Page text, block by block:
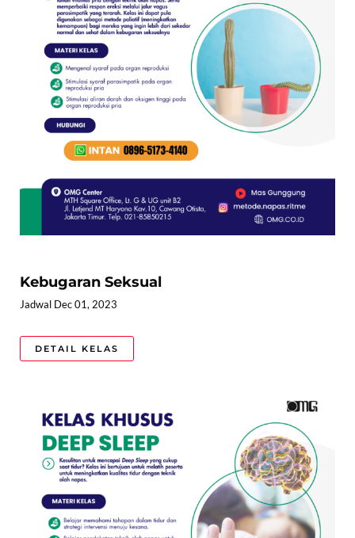
Kebugaran Seksual
Jadwal Dec 01, 2023
DETAIL KELAS